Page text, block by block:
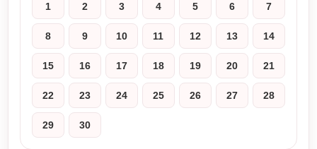
1 2 3 4 5 6 7
8 9 10 11 12 13 14
15 16 17 18 19 20 21
22 23 24 25 26 27 28
29 30